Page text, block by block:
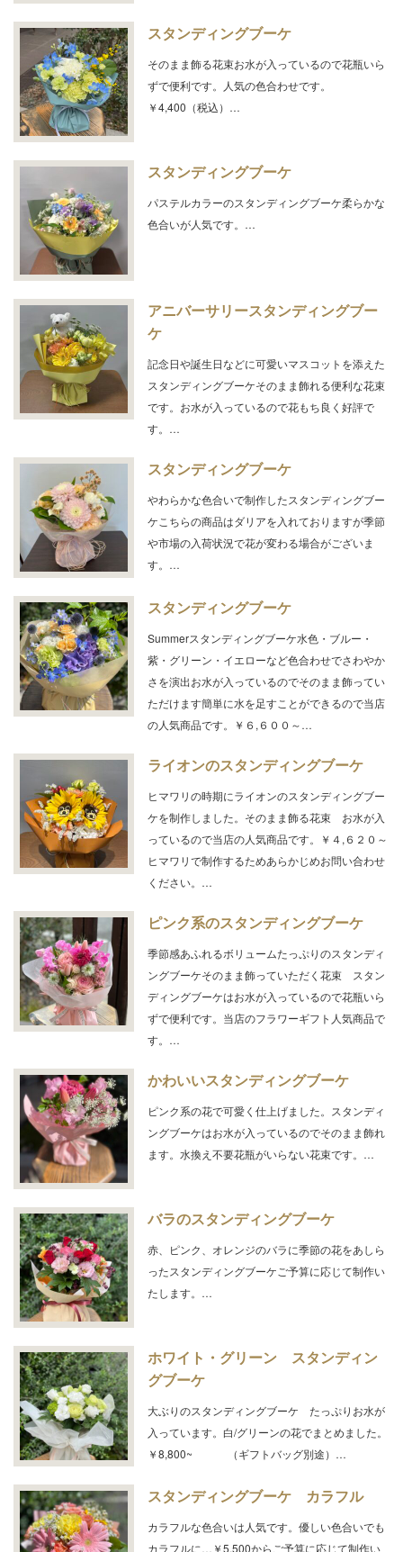
スタンディングブーケ
そのまま飾る花束お水が入っているので花瓶いら
ずで便利です。人気の色合わせです。
￥4,400（税込）…
スタンディングブーケ
パステルカラーのスタンディングブーケ柔らかな
色合いが人気です。…
アニバーサリースタンディングブー
ケ
記念日や誕生日などに可愛いマスコットを添えた
スタンディングブーケそのまま飾れる便利な花束
です。お水が入っているので花もち良く好評で
す。…
スタンディングブーケ
やわらかな色合いで制作したスタンディングブー
ケこちらの商品はダリアを入れておりますが季節
や市場の入荷状況で花が変わる場合がございま
す。…
スタンディングブーケ
Summerスタンディングブーケ水色・ブルー・
紫・グリーン・イエローなど色合わせでさわやか
さを演出お水が入っているのでそのまま飾ってい
ただけます簡単に水を足すことができるので当店
の人気商品です。￥６,６００～…
ライオンのスタンディングブーケ
ヒマワリの時期にライオンのスタンディングブー
ケを制作しました。そのまま飾る花束 お水が入
っているので当店の人気商品です。￥４,６２０～
ヒマワリで制作するためあらかじめお問い合わせ
ください。…
ピンク系のスタンディングブーケ
季節感あふれるボリュームたっぷりのスタンディ
ングブーケそのまま飾っていただく花束 スタン
ディングブーケはお水が入っているので花瓶いら
ずで便利です。当店のフラワーギフト人気商品で
す。…
かわいいスタンディングブーケ
ピンク系の花で可愛く仕上げました。スタンディ
ングブーケはお水が入っているのでそのまま飾れ
ます。水換え不要花瓶がいらない花束です。…
バラのスタンディングブーケ
赤、ピンク、オレンジのバラに季節の花をあしら
ったスタンディングブーケご予算に応じて制作い
たします。…
ホワイト・グリーン スタンディン
グブーケ
大ぶりのスタンディングブーケ たっぷりお水が
入っています。白/グリーンの花でまとめました。
￥8,800~ （ギフトバッグ別途）…
スタンディングブーケ カラフル
カラフルな色合いは人気です。優しい色合いでも
カラフルに…￥5,500からご予算に応じて制作い